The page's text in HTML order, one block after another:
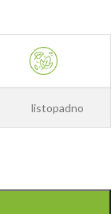
listopadno